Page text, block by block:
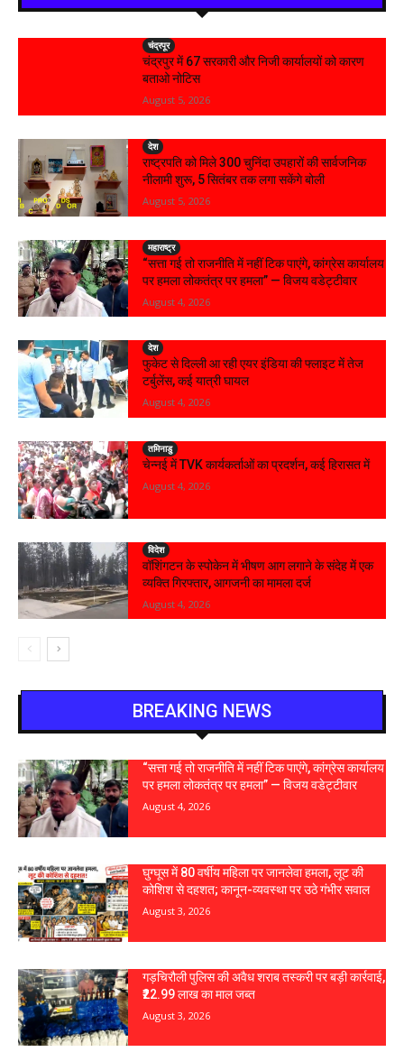
चंद्रपूर
चंद्रपुर में 67 सरकारी और निजी कार्यालयों को कारण
बताओ नोटिस
August 5, 2026
देश
राष्ट्रपति को मिले 300 चुनिंदा उपहारों की सार्वजनिक
नीलामी शुरू, 5 सितंबर तक लगा सकेंगे बोली
August 5, 2026
महाराष्ट्र
“सत्ता गई तो राजनीति में नहीं टिक पाएंगे, कांग्रेस कार्यालय
पर हमला लोकतंत्र पर हमला” — विजय वडेट्टीवार
August 4, 2026
देश
फुकेट से दिल्ली आ रही एयर इंडिया की फ्लाइट में तेज
टर्बुलेंस, कई यात्री घायल
August 4, 2026
तमिनाडु
चेन्नई में TVK कार्यकर्ताओं का प्रदर्शन, कई हिरासत में
August 4, 2026
विदेश
वॉशिंगटन के स्पोकेन में भीषण आग लगाने के संदेह में एक
व्यक्ति गिरफ्तार, आगजनी का मामला दर्ज
August 4, 2026
BREAKING NEWS
“सत्ता गई तो राजनीति में नहीं टिक पाएंगे, कांग्रेस कार्यालय
पर हमला लोकतंत्र पर हमला” — विजय वडेट्टीवार
August 4, 2026
घुग्घूस में 80 वर्षीय महिला पर जानलेवा हमला, लूट की
कोशिश से दहशत; कानून-व्यवस्था पर उठे गंभीर सवाल
August 3, 2026
गड़चिरौली पुलिस की अवैध शराब तस्करी पर बड़ी कार्रवाई,
₹22.99 लाख का माल जब्त
August 3, 2026